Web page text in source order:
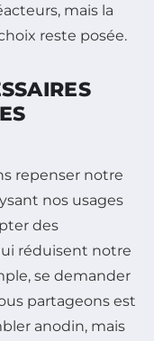
mais la
reste posée.
repenser notre
nos usages
des
réduisent notre
se demander
partageons est
anodin, mais